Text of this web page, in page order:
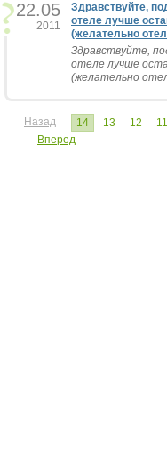
22.05
2011
Здравствуйте,
отеле лучше
(желательно
Здравствуйте,
отеле лучше
(желательно
Назад 14 13 12 11
Вперед